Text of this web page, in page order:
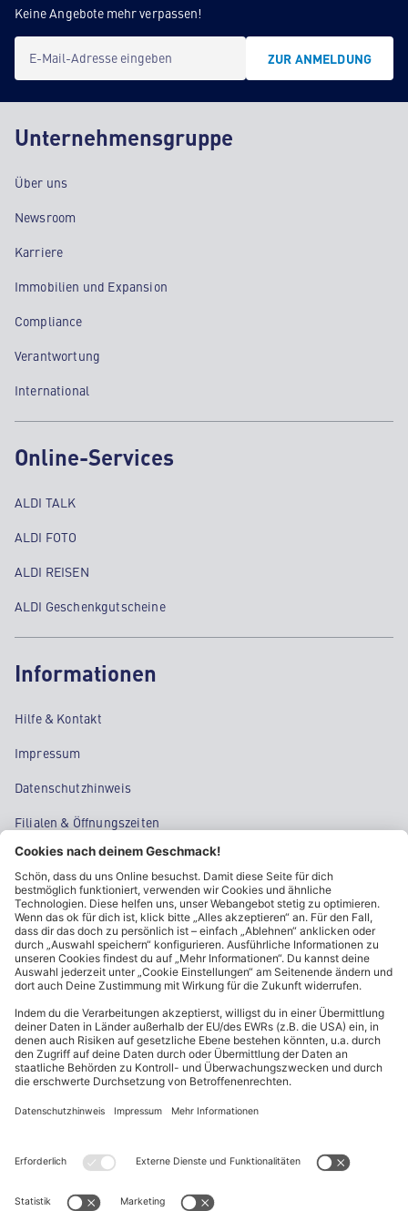
Keine Angebote mehr verpassen!
E-Mail-Adresse eingeben ZUR ANMELDUNG
Unternehmensgruppe
Über uns
Newsroom
Karriere
Immobilien und Expansion
Compliance
Verantwortung
International
Online-Services
ALDI TALK
ALDI FOTO
ALDI REISEN
ALDI Geschenkgutscheine
Informationen
Hilfe & Kontakt
Impressum
Datenschutzhinweis
Filialen & Öffnungszeiten
Kontakt
Cookie-Einstellungen
Kundeninformationen
ALDI Nord folgen
* Wir bitten um Beachtung, dass diese Aktionsartikel im
begrenzter Anzahl zur Verfügung stehen. Sie können daher schon